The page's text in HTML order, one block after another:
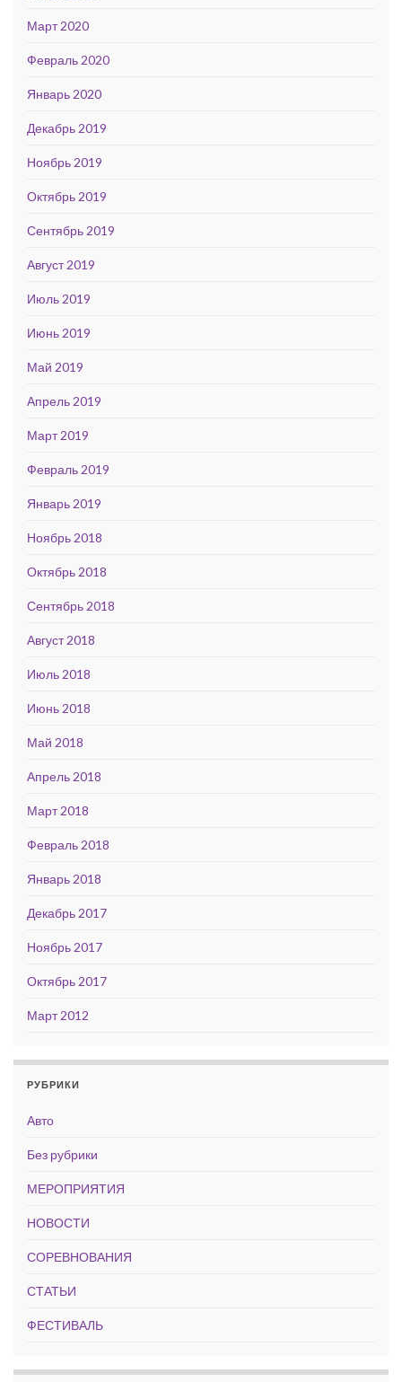
Март 2020
Февраль 2020
Январь 2020
Декабрь 2019
Ноябрь 2019
Октябрь 2019
Сентябрь 2019
Август 2019
Июль 2019
Июнь 2019
Май 2019
Апрель 2019
Март 2019
Февраль 2019
Январь 2019
Ноябрь 2018
Октябрь 2018
Сентябрь 2018
Август 2018
Июль 2018
Июнь 2018
Май 2018
Апрель 2018
Март 2018
Февраль 2018
Январь 2018
Декабрь 2017
Ноябрь 2017
Октябрь 2017
Март 2012
РУБРИКИ
Авто
Без рубрики
МЕРОПРИЯТИЯ
НОВОСТИ
СОРЕВНОВАНИЯ
СТАТЬИ
ФЕСТИВАЛЬ